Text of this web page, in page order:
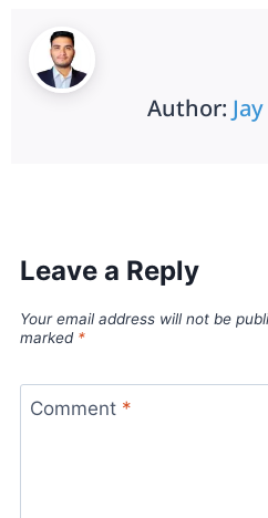
Author:
Leave a Reply
Your email address will not be
marked *
Comment *